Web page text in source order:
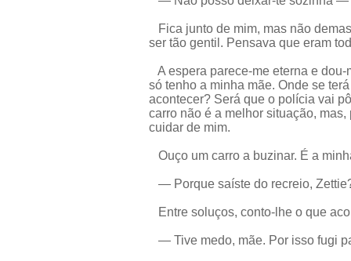
Fica junto de mim, mas não
ser tão gentil. Pensava que eram
A espera parece-me eterna e
só tenho a minha mãe. Onde se
acontecer? Será que o polícia vai
carro não é a melhor situação,
cuidar de mim.
Ouço um carro a buzinar. É a
— Porque saíste do recreio,
Entre soluços, conto-lhe o que
— Tive medo, mãe. Por isso fugi